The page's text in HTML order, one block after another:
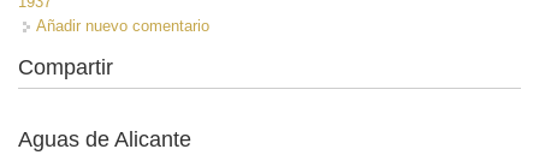
Añadir nuevo comentario
Compartir
Aguas de Alicante